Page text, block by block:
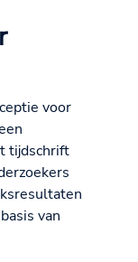
voor
tijdschrift
van